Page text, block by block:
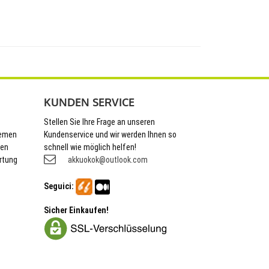
KUNDEN SERVICE
Stellen Sie Ihre Frage an unseren
Kundenservice und wir werden Ihnen so
schnell wie möglich helfen!
akkuokok@outlook.com
Seguici:
Sicher Einkaufen!